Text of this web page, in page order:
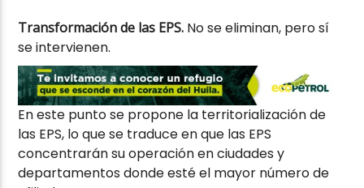
Transformación de las EPS. No se eliminan, pero sí
se intervienen.
En este punto se propone la territorialización de
las EPS, lo que se traduce en que las EPS
concentrarán su operación en ciudades y
departamentos donde esté el mayor número de